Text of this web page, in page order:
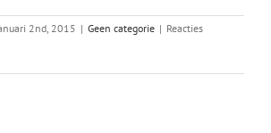
2nd, 2015 | Geen categorie | Reacties